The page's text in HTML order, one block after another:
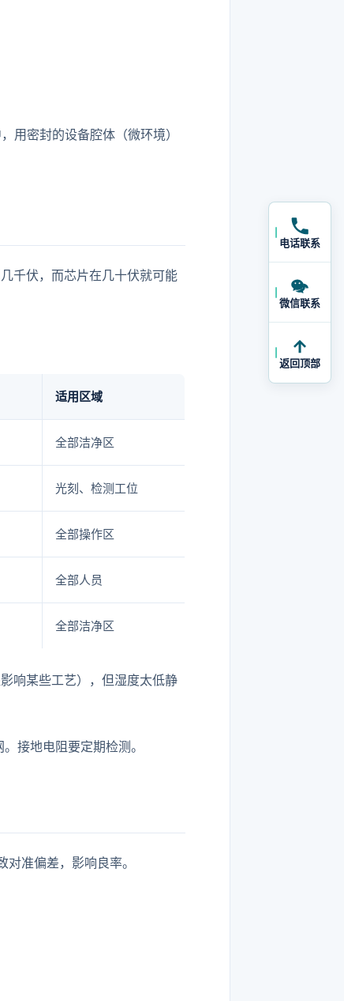
用密封的设备腔体（微环境）
千伏，而芯片在几十伏就可能
适用区域
全部洁净区
光刻、检测工位
全部操作区
全部人员
全部洁净区
响某些工艺），但湿度太低静
接地电阻要定期检测。
准偏差，影响良率。
电话联系
微信联系
返回顶部